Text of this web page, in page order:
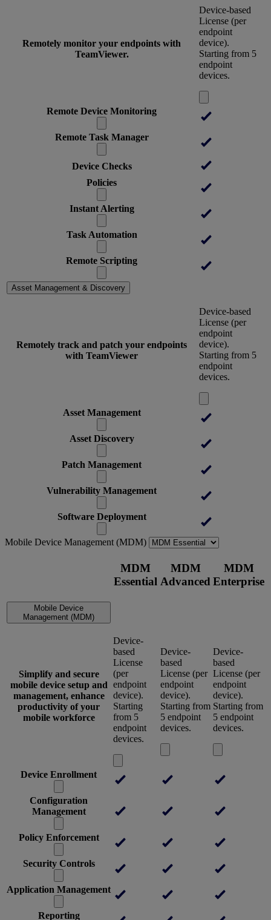
Remotely monitor your endpoints with
TeamViewer.
Device-based
License (per
endpoint
device).
Starting from 5
endpoint
devices.
Remote Device Monitoring
Remote Task Manager
Device Checks
Policies
Instant Alerting
Task Automation
Remote Scripting
Asset Management & Discovery
Remotely track and patch your endpoints
with TeamViewer
Device-based
License (per
endpoint
device).
Starting from 5
endpoint
devices.
Asset Management
Asset Discovery
Patch Management
Vulnerability Management
Software Deployment
Mobile Device Management (MDM)
MDM
Essential
MDM
Advanced
MDM
Enterprise
Mobile Device
Management (MDM)
Simplify and secure
mobile device setup and
management, enhance
productivity of your
mobile workforce
Device-
based
License
(per
endpoint
device).
Starting
from 5
endpoint
devices.
Device-
based
License (per
endpoint
device).
Starting from
5 endpoint
devices.
Device-
based
License (per
endpoint
device).
Starting from
5 endpoint
devices.
Device Enrollment
Configuration
Management
Policy Enforcement
Security Controls
Application Management
Reporting